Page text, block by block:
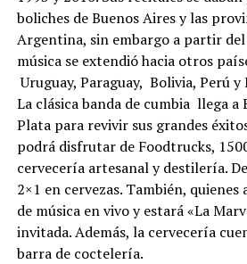
boliches de Buenos Aires y las
Argentina, sin embargo a partir
música se extendió hacia otros
Uruguay, Paraguay, Bolivia, Perú y
La clásica banda de cumbia llega a
Plata para revivir sus grandes
podrá disfrutar de Foodtrucks,
cervecería artesanal y destilería.
2×1 en cervezas. También,
de música en vivo y estará «La
invitada. Además, la cervecería
barra de coctelería.